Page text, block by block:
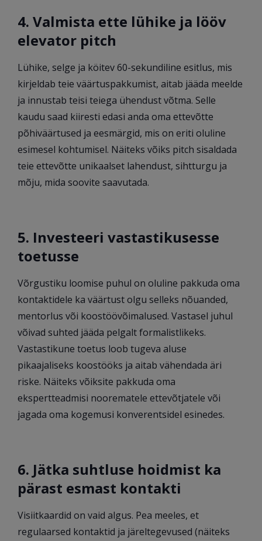
4. Valmista ette lühike ja lööv
elevator pitch
Lühike, selge ja köitev 60-sekundiline esitlus, mis
kirjeldab teie väärtuspakkumist, aitab jääda meelde
ja innustab teisi teiega ühendust võtma. Selle
kaudu saad kiiresti edasi anda oma ettevõtte
põhiväärtused ja eesmärgid, mis on eriti oluline
esimesel kohtumisel. Näiteks võiks pitch sisaldada
teie ettevõtte unikaalset lahendust, sihtturgu ja
mõju, mida soovite saavutada.
5. Investeeri vastastikusesse
toetusse
Võrgustiku loomise puhul on oluline pakkuda oma
kontaktidele ka väärtust olgu selleks nõuanded,
mentorlus või koostöövõimalused. Vastasel juhul
võivad suhted jääda pelgalt formalistlikeks.
Vastastikune toetus loob tugeva aluse
pikaajaliseks koostööks ja aitab vähendada äri
riske. Näiteks võiksite pakkuda oma
ekspertteadmisi noorematele ettevõtjatele või
jagada oma kogemusi konverentsidel esinedes.
6. Jätka suhtluse hoidmist ka
pärast esmast kontakti
Visiitkaardid on vaid algus. Pea meeles, et
regulaarsed kontaktid ja järeltegevused (näiteks